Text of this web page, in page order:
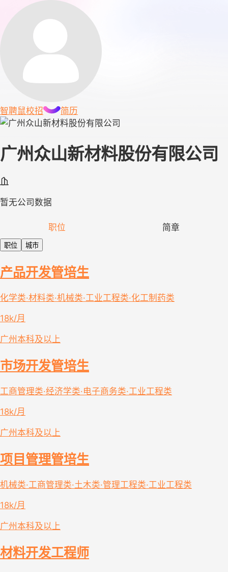
智聘鼠校招 简历
广州众山新材料股份有限公司
暂无公司数据
职位 简章
职位 城市
产品开发管培生
化学类·材料类·机械类·工业工程类·化工制药类
18k/月
广州 本科及以上
市场开发管培生
工商管理类·经济学类·电子商务类·工业工程类
18k/月
广州 本科及以上
项目管理管培生
机械类·工商管理类·土木类·管理工程类·工业工程类
18k/月
广州 本科及以上
材料开发工程师